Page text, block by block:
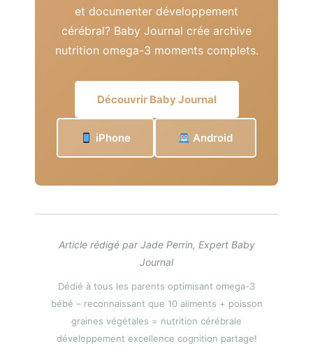
et documenter développement
cérébral? Baby Journal crée archive
nutrition omega-3 moments complets.
Découvrir Baby Journal
iPhone Android
Article rédigé par Jade Perrin, Expert Baby
Journal
Dédié à tous les parents optimisant omega-3
bébé – reconnaissant que 10 aliments + poisson
graines végétales = nutrition cérébrale
développement excellence cognition partage!